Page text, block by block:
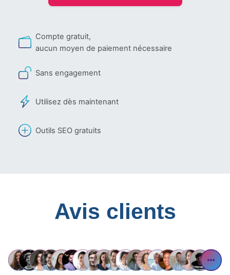
Compte gratuit,
aucun moyen de paiement nécessaire
Sans engagement
Utilisez dès maintenant
Outils SEO gratuits
Avis clients